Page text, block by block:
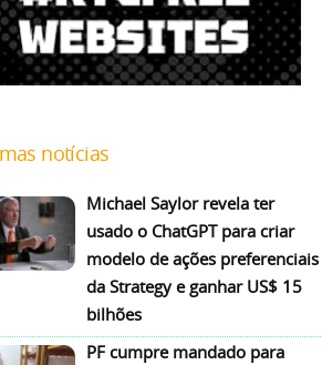
notícias
Michael Saylor revela ter
usado o ChatGPT para criar
modelo de ações preferenciais
da Strategy e ganhar US$ 15
bilhões
PF cumpre mandado para